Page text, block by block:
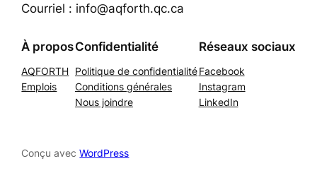
Courriel : info@aqforth.qc.ca
À propos
AQFORTH
Emplois
Confidentialité
Politique de confidentialité
Conditions générales
Nous joindre
Réseaux sociaux
Facebook
Instagram
LinkedIn
Conçu avecWordPress